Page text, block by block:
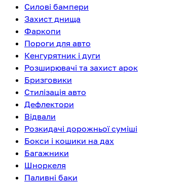
Силові бампери
Захист днища
Фаркопи
Пороги для авто
Кенгурятник і дуги
Розширювачі та захист арок
Бризговики
Стилізація авто
Дефлектори
Відвали
Розкидачі дорожньої суміші
Бокси і кошики на дах
Багажники
Шноркеля
Паливні баки